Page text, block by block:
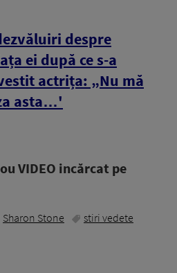
despre
ei după ce s-a
actrița: „Nu mă
asta…'
VIDEO incărcat pe
Sharon Stone stiri vedete